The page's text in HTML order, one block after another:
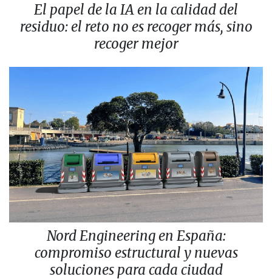
El papel de la IA en la calidad del
residuo: el reto no es recoger más, sino
recoger mejor
Nord Engineering en España:
compromiso estructural y nuevas
soluciones para cada ciudad